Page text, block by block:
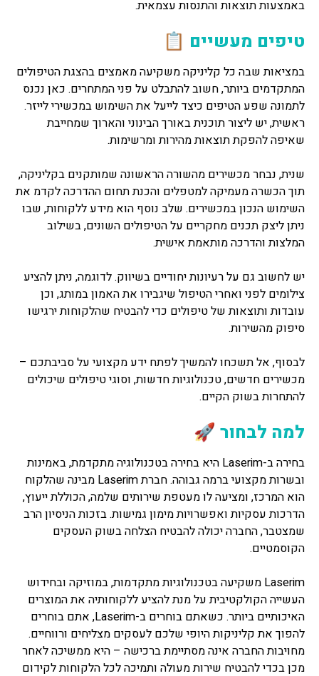
באמצעות תוצאות והתנסות עצמאית.
טיפים מעשיים 📋
במציאות שבה כל קליניקה משקיעה מאמצים בהצגת הטיפולים
המתקדמים ביותר, חשוב להתבלט על פני המתחרים. כאן נכנס
לתמונה שפע הטיפים כיצד לייעל את השימוש במכשירי לייזר.
ראשית, יש ליצור תוכנית באורך הבינוני והארוך שמחייבת
שאיפה להפקת תוצאות מהירות ומרשימות.
שנית, נבחר מכשירים מהשורה הראשונה שמותקנים בקליניקה,
תוך הכשרה מעמיקה למטפלים והכנת תחום ההדרכה לקדמ את
השימוש הנכון במכשירים. שלב נוסף הוא מידע ללקוחות, שבו
ניתן ליצק תכנים מחקריים על הטיפולים השונים, בשילוב
המלצות והדרכה מותאמת אישית.
יש לחשוב גם על רעיונות יחודיים בשיווק. לדוגמה, ניתן להציע
צילומים לפני ואחרי הטיפול שיגבירו את האמון במותג, וכן
עובדות ותוצאות של טיפולים כדי להבטיח שהלקוחות ירגישו
סיפוק מהשירות.
לבסוף, אל תשכחו להמשיך לפתח ידע מקצועי על סביבתכם –
מכשירים חדשים, טכנולוגיות חדשות, וסוגי טיפולים שיכולים
להתחרות בשוק הקיים.
למה לבחור 🚀
בחירה ב-Laserim היא בחירה בטכנולוגיה מתקדמת, באמינות
ובשרות מקצועי ברמה גבוהה. חברת Laserim מבינה שהלקוח
הוא המרכז, ומציעה לו מעטפת שירותים שלמה, הכוללת ייעוץ,
הדרכות עסקיות ואפשרויות מימון גמישות. בזכות הניסיון הרב
שמצטבר, החברה יכולה להבטיח הצלחה בשוק העסקים
הקוסמטיים.
Laserim משקיעה בטכנולוגיות מתקדמות, במוזיקה ובחידוש
העשייה הקולקטיבית על מנת להציע ללקוחותיה את המוצרים
האיכותיים ביותר. כשאתם בוחרים ב-Laserim, אתם בוחרים
להפוך את קליניקות היופי שלכם לעסקים מצליחים ורווחיים.
מחויבות החברה אינה מסתיימת ברכישה – היא ממשיכה לאחר
מכן בכדי להבטיח שירות מעולה ותמיכה לכל הלקוחות לקידום